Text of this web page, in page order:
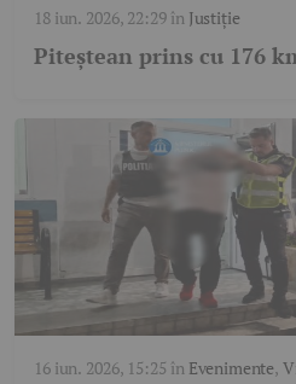
18 iun. 2026, 22:29în Justiție
Piteștean prins cu 176
16 iun. 2026, 15:25 în Evenimente,